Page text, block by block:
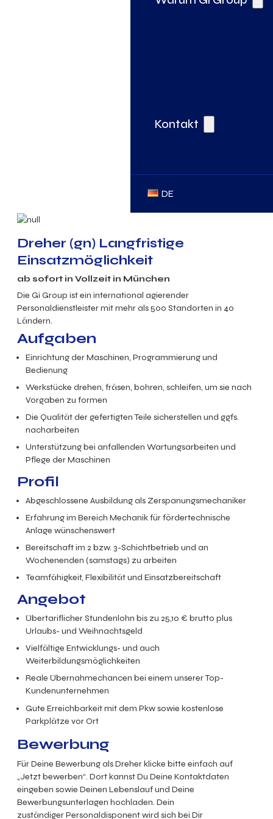
Kontakt
DE
Dreher (gn) Langfristige
Einsatzmöglichkeit
ab sofort in Vollzeit in München
Die Gi Group ist ein international agierender
Personaldienstleister mit mehr als 500 Standorten in 40
Ländern.
Aufgaben
Einrichtung der Maschinen, Programmierung und
Bedienung
Werkstücke drehen, fräsen, bohren, schleifen, um sie nach
Vorgaben zu formen
Die Qualität der gefertigten Teile sicherstellen und ggfs.
nacharbeiten
Unterstützung bei anfallenden Wartungsarbeiten und
Pflege der Maschinen
Profil
Abgeschlossene Ausbildung als Zerspanungsmechaniker
Erfahrung im Bereich Mechanik für fördertechnische
Anlage wünschenswert
Bereitschaft im 2 bzw. 3-Schichtbetrieb und an
Wochenenden (samstags) zu arbeiten
Teamfähigkeit, Flexibilität und Einsatzbereitschaft
Angebot
Übertariflicher Stundenlohn bis zu 25,10 € bruttoplus
Urlaubs- und Weihnachtsgeld
Vielfältige Entwicklungs- und auch
Weiterbildungsmöglichkeiten
Reale Übernahmechancen bei einem unserer Top-
Kundenunternehmen
Gute Erreichbarkeit mit dem Pkw sowie kostenlose
Parkplätze vor Ort
Bewerbung
Für Deine Bewerbung als Dreher klicke bitte einfach auf
„Jetzt bewerben“. Dort kannst Du Deine Kontaktdaten
eingeben sowie Deinen Lebenslauf und Deine
Bewerbungsunterlagen hochladen. Dein
zuständiger Personaldisponent wird sich bei Dir